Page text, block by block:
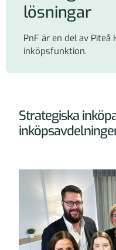
lösningar
PnF är en del av
inköpsfunktion.
Strategiska